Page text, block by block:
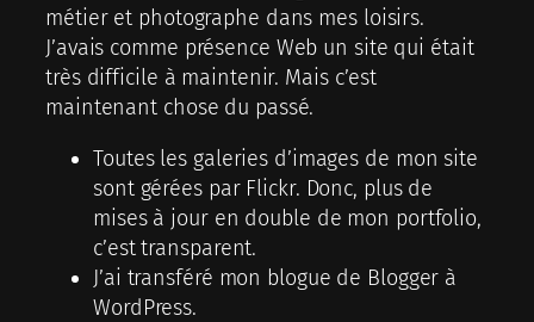
métier et photographe dans mes loisirs.
J’avais comme présence Web un site qui était
très difficile à maintenir. Mais c’est
maintenant chose du passé.
Toutes les galeries d’images de mon site
sont gérées par Flickr. Donc, plus de
mises à jour en double de mon portfolio,
c’est transparent.
J’ai transféré mon blogue de Blogger à
WordPress.